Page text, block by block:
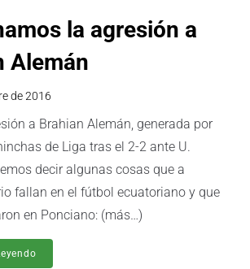
la agresión a
Alemán
de 2016
a Brahian Alemán, generada por
de Liga tras el 2-2 ante U.
decir algunas cosas que a
fallan en el fútbol ecuatoriano y que
en Ponciano: (más…)